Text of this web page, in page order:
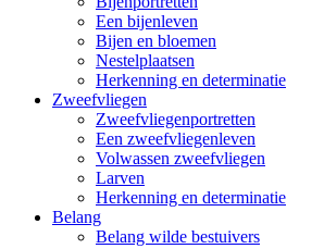
Een bijenleven
Bijen en bloemen
Nestelplaatsen
Herkenning en determinatie
Zweefvliegen
Zweefvliegenportretten
Een zweefvliegenleven
Volwassen zweefvliegen
Larven
Herkenning en determinatie
Belang
Belang wilde bestuivers